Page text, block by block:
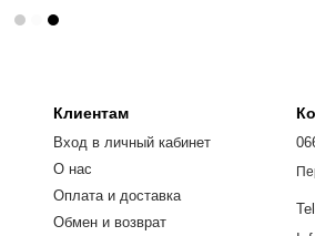
Клиентам
Вход в личный кабинет
О нас
Оплата и доставка
Обмен и возврат